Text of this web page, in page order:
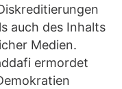
auch des Inhalts
Medien.
ermordet